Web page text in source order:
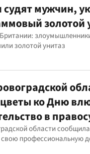
судят мужчин,
золотой
золотой унитаз
ко Дню
в
области
профессиональную